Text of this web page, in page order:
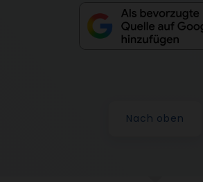
Nach oben